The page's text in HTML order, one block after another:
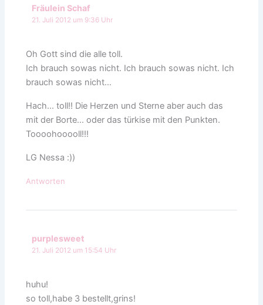
Fräulein Schaf
21. Juli 2012 um 9:36 Uhr
Oh Gott sind die alle toll.
Ich brauch sowas nicht. Ich brauch sowas nicht. Ich
brauch sowas nicht…
Hach… toll!! Die Herzen und Sterne aber auch das
mit der Borte… oder das türkise mit den Punkten.
Toooohooooll!!!
LG Nessa :))
Antworten
purplesweet
21. Juli 2012 um 15:54 Uhr
huhu!
so toll,habe 3 bestellt,grins!